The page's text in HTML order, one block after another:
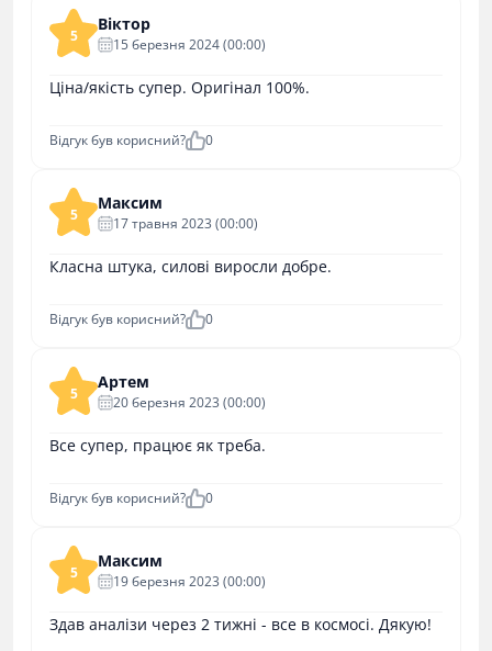
5
Віктор
15 березня 2024 (00:00)
Ціна/якість супер. Оригінал 100%.
Відгук був корисний? 0
5
Максим
17 травня 2023 (00:00)
Класна штука, силові виросли добре.
Відгук був корисний? 0
5
Артем
20 березня 2023 (00:00)
Все супер, працює як треба.
Відгук був корисний? 0
5
Максим
19 березня 2023 (00:00)
Здав аналізи через 2 тижні - все в космосі. Дякую!